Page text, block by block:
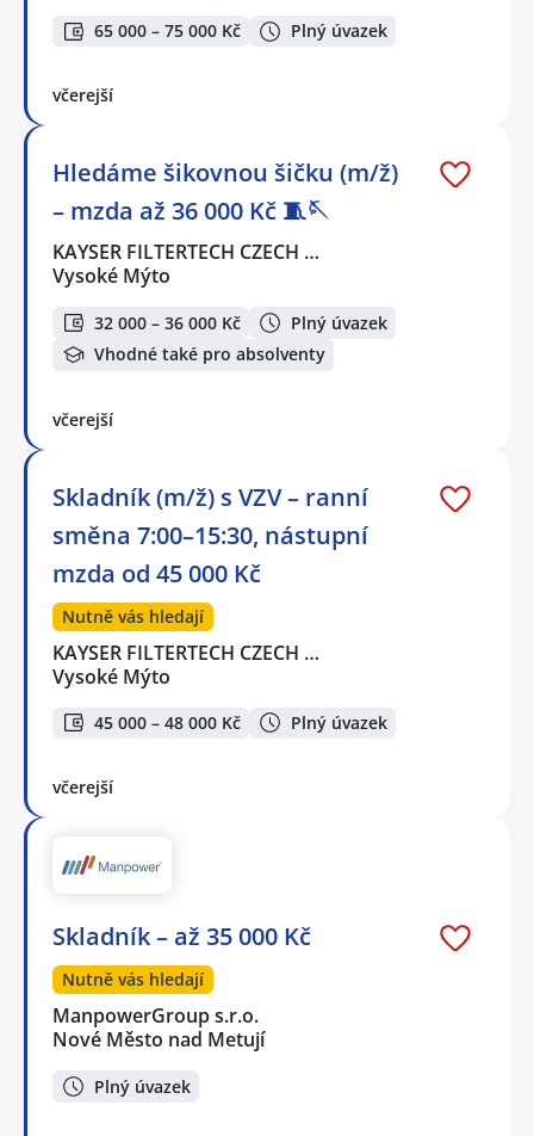
65 000 – 75 000 Kč Plný úvazek
včerejší
Hledáme šikovnou šičku (m/ž)
– mzda až 36 000 Kč 🧵🪡
KAYSER FILTERTECH CZECH …
Vysoké Mýto
32 000 – 36 000 Kč
Plný úvazek
Vhodné také pro absolventy
včerejší
Skladník (m/ž) s VZV – ranní
směna 7:00–15:30, nástupní
mzda od 45 000 Kč
Nutně vás hledají
KAYSER FILTERTECH CZECH …
Vysoké Mýto
45 000 – 48 000 Kč Plný úvazek
včerejší
Skladník – až 35 000 Kč
Nutně vás hledají
ManpowerGroup s.r.o.
Nové Město nad Metují
Plný úvazek